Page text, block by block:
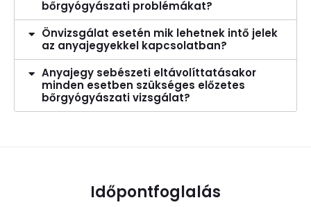
bőrgyógyászati problémákat?
Önvizsgálat esetén mik lehetnek intő jelek
az anyajegyekkel kapcsolatban?
Anyajegy sebészeti eltávolíttatásakor
minden esetben szükséges előzetes
bőrgyógyászati vizsgálat?
Időpontfoglalás